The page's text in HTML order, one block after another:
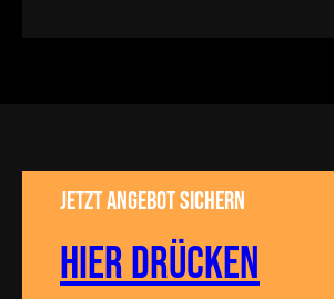
Jetzt Angebot sichern
Hier drücken